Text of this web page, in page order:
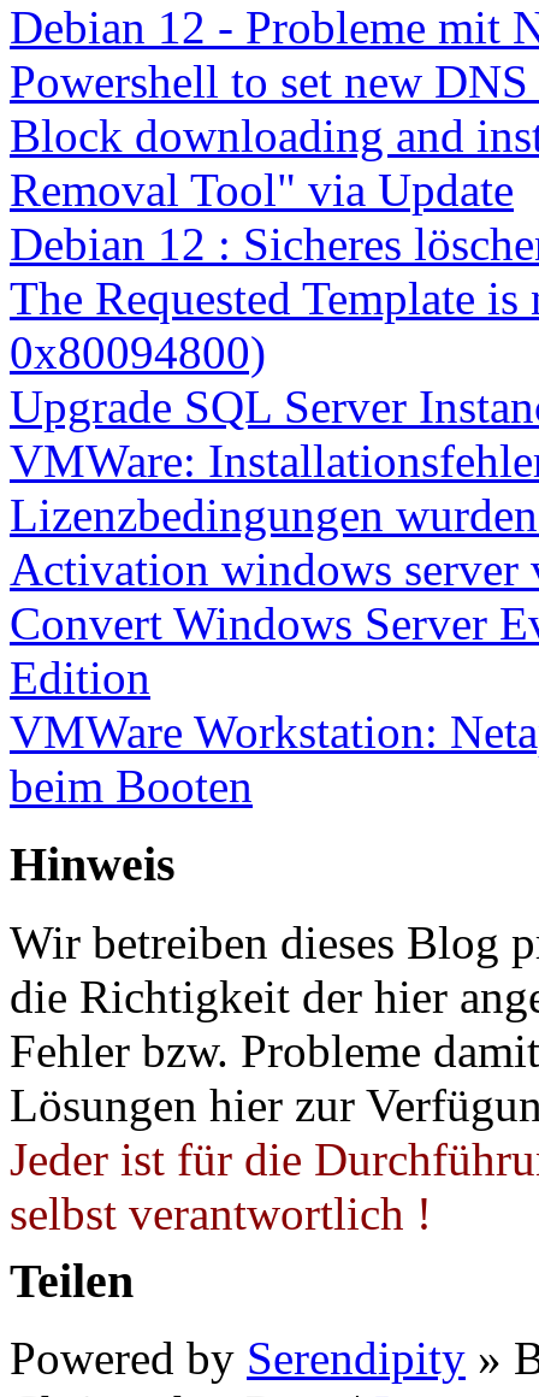
Debian 12 - Probleme mit
Powershell to set new
Block downloading and
Removal Tool" via Update
Debian 12 : Sicheres
The Requested Template
0x80094800)
Upgrade SQL Server
VMWare:
Lizenzbedingungen
Activation windows server
Convert Windows Server
Edition
VMWare Workstation:
beim Booten
Hinweis
Wir betreiben dieses Blog
die Richtigkeit der hier
Fehler bzw. Probleme
Lösungen hier zur
Jeder ist für die
selbst verantwortlich !
Teilen
Powered by Serendipity »